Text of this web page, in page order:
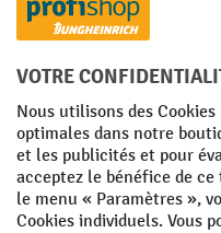
En savoir